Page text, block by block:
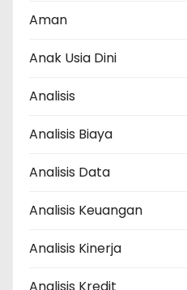
Aman
Anak Usia Dini
Analisis
Analisis Biaya
Analisis Data
Analisis Keuangan
Analisis Kinerja